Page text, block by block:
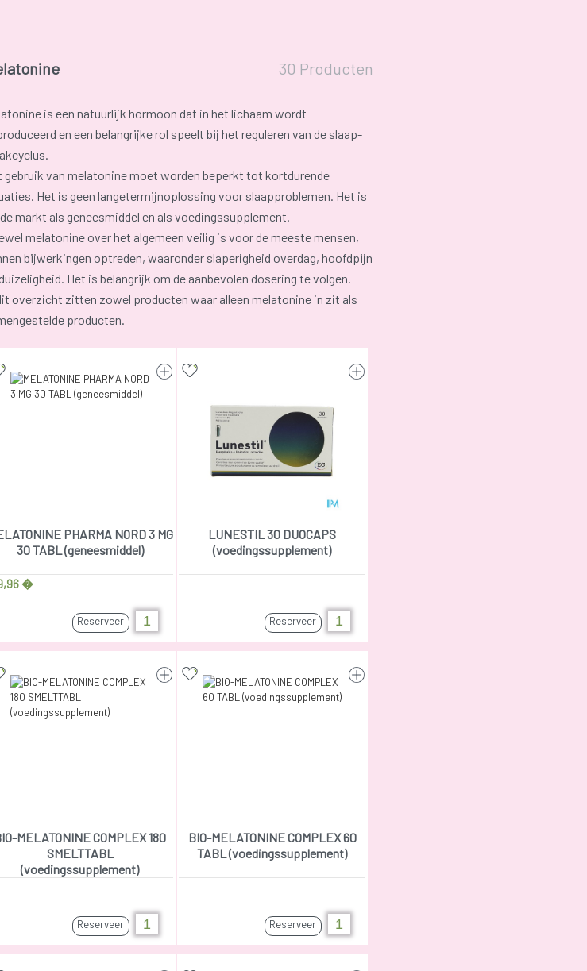
30 Producten
is een natuurlijk hormoon dat in het lichaam wordt
en een belangrijke rol speelt bij het reguleren van de slaap-
gebruik van melatonine moet worden beperkt tot kortdurende
Het is geen langetermijnoplossing voor slaapproblemen. Het is
markt als geneesmiddel en als voedingssupplement.
melatonine over het algemeen veilig is voor de meeste mensen,
bijwerkingen optreden, waaronder slaperigheid overdag, hoofdpijn
Het is belangrijk om de aanbevolen dosering te volgen.
overzicht zitten zowel producten waar alleen melatonine in zit als
producten.
PHARMA NORD 3 MG
30 TABL (geneesmiddel)
�
Reserveer
LUNESTIL 30 DUOCAPS
(voedingssupplement)
Reserveer
MELATONINE COMPLEX 180
SMELTTABL
(voedingssupplement)
Reserveer
BIO-MELATONINE COMPLEX 60
TABL (voedingssupplement)
Reserveer